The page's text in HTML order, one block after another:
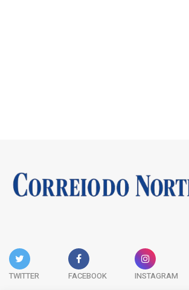
TWITTER FACEBOOK INSTAGRAM